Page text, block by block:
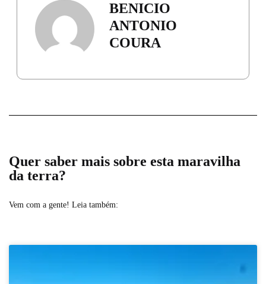
BENICIO
ANTONIO
COURA
Quer saber mais sobre esta maravilha
da terra?
Vem com a gente! Leia também: